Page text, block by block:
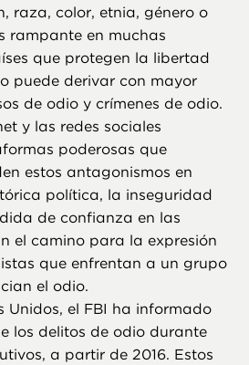
raza, color, etnia, género o
rampante en muchas
que protegen la libertad
puede derivar con mayor
de odio y crímenes de odio.
y las redes sociales
poderosas que
estos antagonismos en
política, la inseguridad
de confianza en las
el camino para la expresión
que enfrentan a un grupo
el odio.
Unidos, el FBI ha informado
los delitos de odio durante
a partir de 2016. Estos